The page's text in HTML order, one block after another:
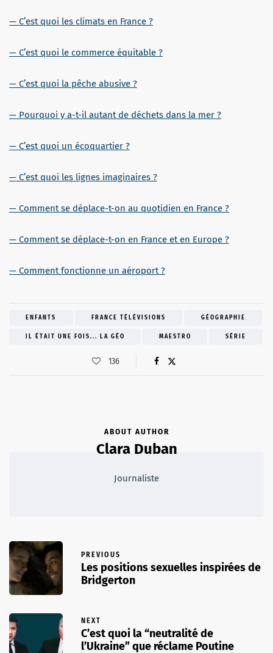
— C’est quoi les climats en France ?
— C’est quoi le commerce équitable ?
— C’est quoi la pêche abusive ?
— Pourquoi y a-t-il autant de déchets dans la mer ?
— C’est quoi un écoquartier ?
— C’est quoi les lignes imaginaires ?
— Comment se déplace-t-on au quotidien en France ?
— Comment se déplace-t-on en France et en Europe ?
— Comment fonctionne un aéroport ?
ENFANTS FRANCE TÉLÉVISIONS GÉOGRAPHIE
IL ÉTAIT UNE FOIS... LA GÉO MAESTRO SÉRIE
136
ABOUT AUTHOR
Clara Duban
Journaliste
PREVIOUS
Les positions sexuelles inspirées de
Bridgerton
NEXT
C’est quoi la “neutralité de
l’Ukraine” que réclame Poutine